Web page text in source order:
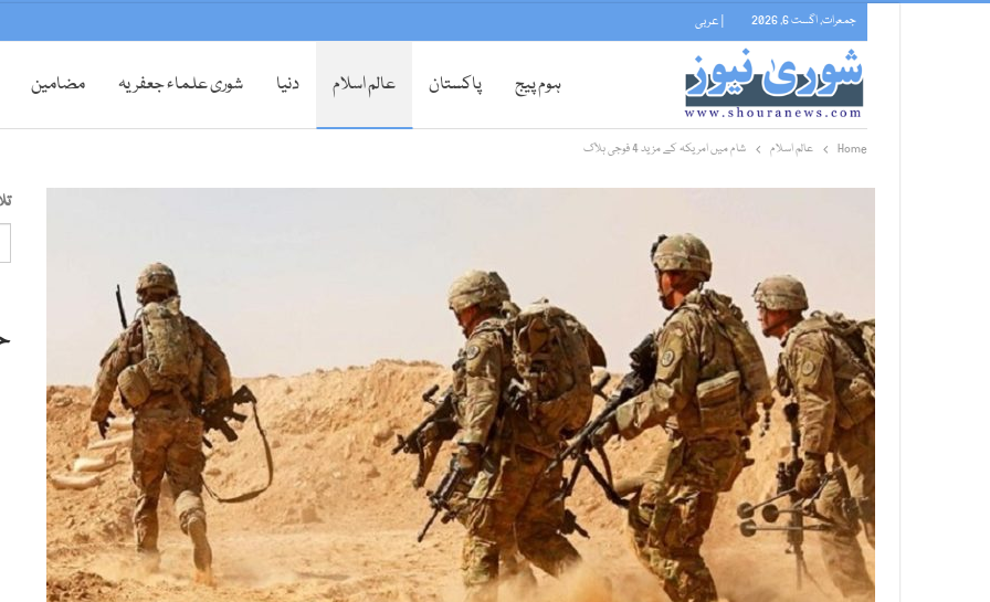
جمعرات, اگست 6, 2026 | عربی
ہوم پیج پاکستان عالم اسلام دنیا شوری علماء جعفریہ مضامین
Home عالم اسلام شام میں امریکہ کے مزید 4 فوجی ہلاک